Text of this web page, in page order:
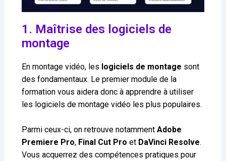
1. Maîtrise des logiciels de
montage
En montage vidéo, les logiciels de montage sont
des fondamentaux. Le premier module de la
formation vous aidera donc à apprendre à utiliser
les logiciels de montage vidéo les plus populaires.
Parmi ceux-ci, on retrouve notammentAdobe
Premiere Pro, Final Cut Pro et DaVinci Resolve.
Vous acquerrez des compétences pratiques pour